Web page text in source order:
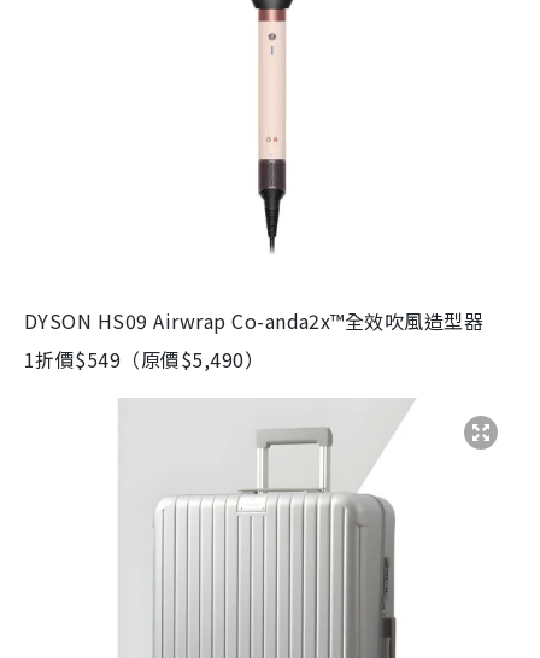
DYSON HS09 Airwrap Co-anda2x™全效吹風造型器
1折價$549（原價$5,490）